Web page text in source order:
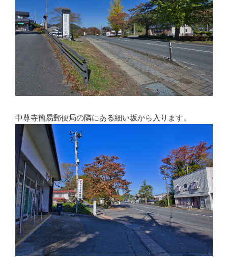
中尊寺簡易郵便局の隣にある細い坂から入ります。